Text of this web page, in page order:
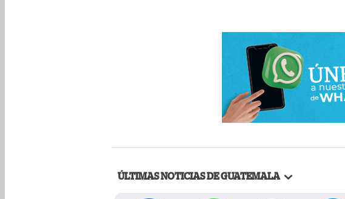
ÚLTIMAS NOTICIAS DE GUATEMALA